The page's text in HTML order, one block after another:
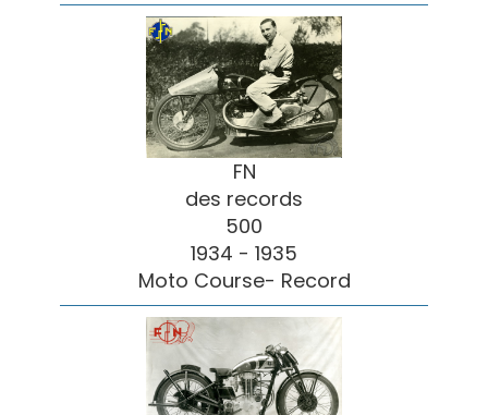
FN
des records
500
1934 - 1935
Moto Course- Record